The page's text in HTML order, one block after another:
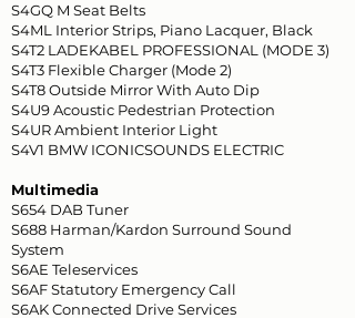
S4GQ M Seat Belts
S4ML Interior Strips, Piano Lacquer, Black
S4T2 LADEKABEL PROFESSIONAL (MODE 3)
S4T3 Flexible Charger (Mode 2)
S4T8 Outside Mirror With Auto Dip
S4U9 Acoustic Pedestrian Protection
S4UR Ambient Interior Light
S4V1 BMW ICONICSOUNDS ELECTRIC
Multimedia
S654 DAB Tuner
S688 Harman/Kardon Surround Sound
System
S6AE Teleservices
S6AF Statutory Emergency Call
S6AK Connected Drive Services